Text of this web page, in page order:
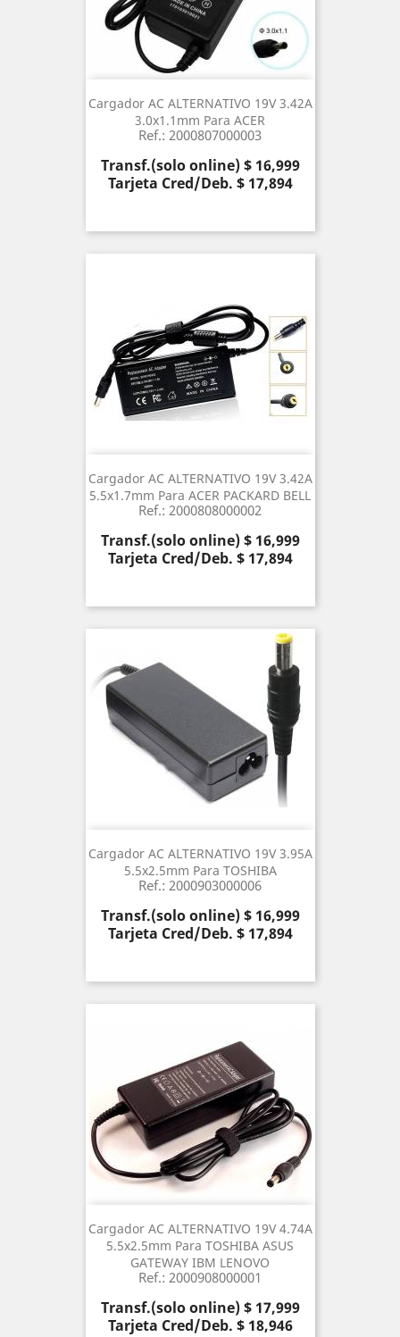
Cargador AC ALTERNATIVO 19V 3.42A
3.0x1.1mm Para ACER
Ref.: 2000807000003
Precio
Transf.(solo online) $ 16,999
Tarjeta Cred/Deb. $ 17,894
Cargador AC ALTERNATIVO 19V 3.42A
5.5x1.7mm Para ACER PACKARD BELL
Ref.: 2000808000002
Precio
Transf.(solo online) $ 16,999
Tarjeta Cred/Deb. $ 17,894
Cargador AC ALTERNATIVO 19V 3.95A
5.5x2.5mm Para TOSHIBA
Ref.: 2000903000006
Precio
Transf.(solo online) $ 16,999
Tarjeta Cred/Deb. $ 17,894
Cargador AC ALTERNATIVO 19V 4.74A
5.5x2.5mm Para TOSHIBA ASUS
GATEWAY IBM LENOVO
Ref.: 2000908000001
Precio
Transf.(solo online) $ 17,999
Tarjeta Cred/Deb. $ 18,946